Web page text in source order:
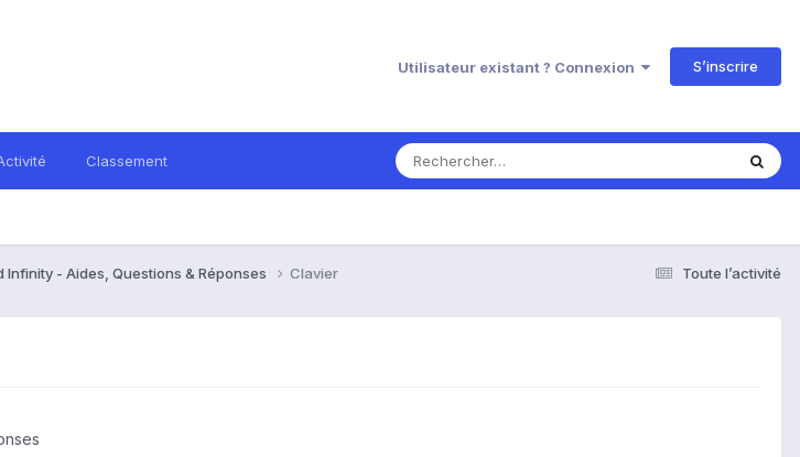
Utilisateur existant ? Connexion S’inscrire
Classement
Toute l’activité
Infinity - Aides, Questions & Réponses Clavier